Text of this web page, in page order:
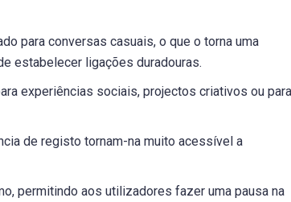
para conversas casuais, o que o torna uma
estabelecer ligações duradouras.
experiências sociais, projectos criativos ou para
de registo tornam-na muito acessível a
permitindo aos utilizadores fazer uma pausa na